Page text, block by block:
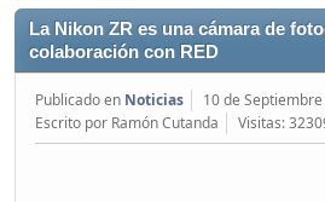
La Nikon ZR es una cámara de
colaboración con RED
Publicado en Noticias
10 de
Escrito por Ramón Cutanda
Visitas: